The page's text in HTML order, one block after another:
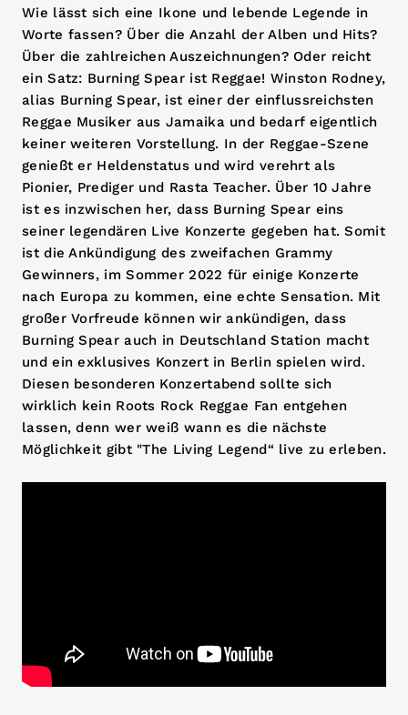
Wie lässt sich eine Ikone und lebende Legende in
Worte fassen? Über die Anzahl der Alben und Hits?
Über die zahlreichen Auszeichnungen? Oder reicht
ein Satz: Burning Spear ist Reggae! Winston Rodney,
alias Burning Spear, ist einer der einflussreichsten
Reggae Musiker aus Jamaika und bedarf eigentlich
keiner weiteren Vorstellung. In der Reggae-Szene
genießt er Heldenstatus und wird verehrt als
Pionier, Prediger und Rasta Teacher. Über 10 Jahre
ist es inzwischen her, dass Burning Spear eins
seiner legendären Live Konzerte gegeben hat. Somit
ist die Ankündigung des zweifachen Grammy
Gewinners, im Sommer 2022 für einige Konzerte
nach Europa zu kommen, eine echte Sensation. Mit
großer Vorfreude können wir ankündigen, dass
Burning Spear auch in Deutschland Station macht
und ein exklusives Konzert in Berlin spielen wird.
Diesen besonderen Konzertabend sollte sich
wirklich kein Roots Rock Reggae Fan entgehen
lassen, denn wer weiß wann es die nächste
Möglichkeit gibt "The Living Legend“ live zu erleben.